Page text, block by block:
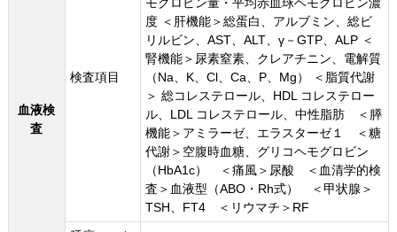
血液検
査
検査項目
モグロビン量・平均赤血球ヘモグロビン濃
度 ＜肝機能＞総蛋白、アルブミン、総ビ
リルビン、AST、ALT、γ－GTP、ALP ＜
腎機能＞尿素窒素、クレアチニン、電解質
（Na、K、Cl、Ca、P、Mg） ＜脂質代謝
＞ 総コレステロール、HDL コレステロー
ル、LDL コレステロール、中性脂肪 ＜膵
機能＞アミラーゼ、エラスターゼ１ ＜糖
代謝＞空腹時血糖、グリコヘモグロビン
（HbA1c） ＜痛風＞尿酸 ＜血清学的検
査＞血液型（ABO・Rh式） ＜甲状腺＞
TSH、FT4 ＜リウマチ＞RF